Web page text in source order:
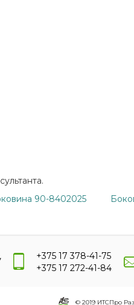
90-8402025
+375 17 378-41-75
+375 17 272-41-84
© 2019 ИТСПро